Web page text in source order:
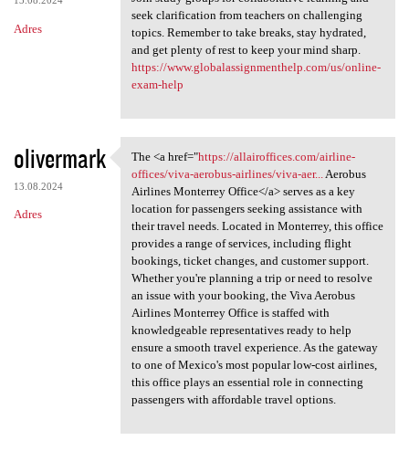
Adres
seek clarification from teachers on challenging
topics. Remember to take breaks, stay hydrated,
and get plenty of rest to keep your mind sharp.
https://www.globalassignmenthelp.com/us/online-
exam-help
olivermark
13.08.2024
Adres
The <a href="https:/
The <a href="https://allairoffices.com/airline-
offices/viva-aerobus-airlines/viva-aer...Aerobus
Airlines Monterrey Office</a> serves as a key
location for passengers seeking assistance with
their travel needs. Located in Monterrey, this office
provides a range of services, including flight
bookings, ticket changes, and customer support.
Whether you're planning a trip or need to resolve
an issue with your booking, the Viva Aerobus
Airlines Monterrey Office is staffed with
knowledgeable representatives ready to help
ensure a smooth travel experience. As the gateway
to one of Mexico's most popular low-cost airlines,
this office plays an essential role in connecting
passengers with affordable travel options.